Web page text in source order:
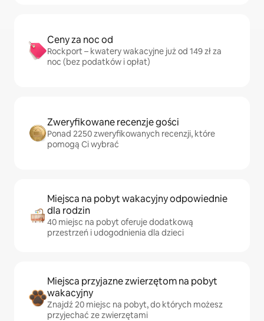
Ceny za noc od
Rockport – kwatery wakacyjne już od 149 zł za
noc (bez podatków i opłat)
Zweryfikowane recenzje gości
Ponad 2250 zweryfikowanych recenzji, które
pomogą Ci wybrać
Miejsca na pobyt wakacyjny odpowiednie
dla rodzin
40 miejsc na pobyt oferuje dodatkową
przestrzeń i udogodnienia dla dzieci
Miejsca przyjazne zwierzętom na pobyt
wakacyjny
Znajdź 20 miejsc na pobyt, do których możesz
przyjechać ze zwierzętami